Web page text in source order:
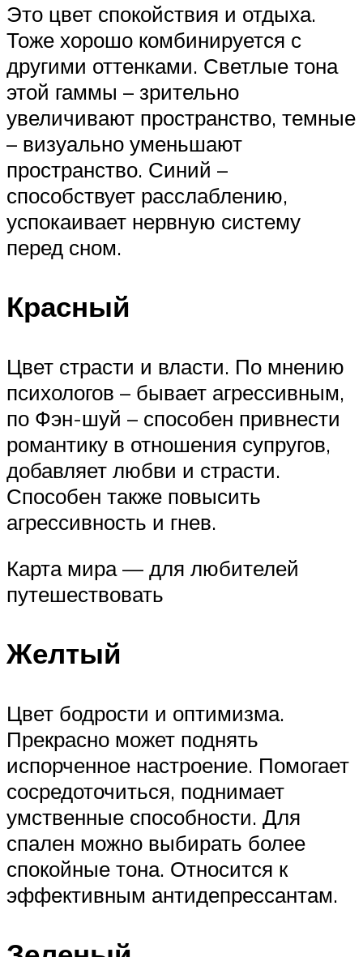
Это цвет спокойствия и отдыха.
Тоже хорошо комбинируется с
другими оттенками. Светлые тона
этой гаммы – зрительно
увеличивают пространство, темные
– визуально уменьшают
пространство. Синий –
способствует расслаблению,
успокаивает нервную систему
перед сном.
Красный
Цвет страсти и власти. По мнению
психологов – бывает агрессивным,
по Фэн-шуй – способен привнести
романтику в отношения супругов,
добавляет любви и страсти.
Способен также повысить
агрессивность и гнев.
Карта мира — для любителей
путешествовать
Желтый
Цвет бодрости и оптимизма.
Прекрасно может поднять
испорченное настроение. Помогает
сосредоточиться, поднимает
умственные способности. Для
спален можно выбирать более
спокойные тона. Относится к
эффективным антидепрессантам.